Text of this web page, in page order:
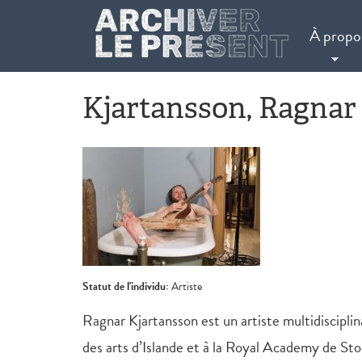
Aller au contenu principal
À
Kjartansson, Ragnar
Statut de l'individu:Artiste
Ragnar Kjartansson est un artiste
des arts d’Islande et à la Royal Academy de